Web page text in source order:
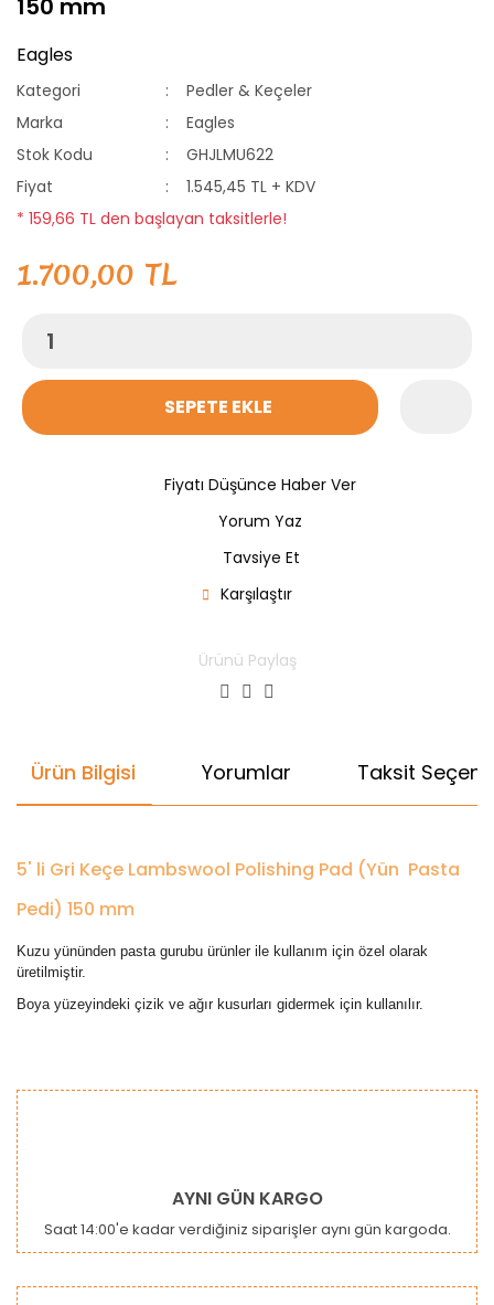
150 mm
Eagles
Kategori
Pedler & Keçeler
Marka
Eagles
Stok Kodu
GHJLMU622
Fiyat
1.545,45 TL + KDV
* 159,66 TL den başlayan taksitlerle!
1.700,00 TL
SEPETE EKLE
Fiyatı Düşünce Haber Ver
Yorum Yaz
Tavsiye Et
Karşılaştır
Ürünü Paylaş
Ürün Bilgisi Yorumlar Taksit
5' li Gri Keçe Lambswool Polishing Pad (Yün Pasta
Pedi) 150 mm
Kuzu yününden pasta gurubu ürünler ile kullanım için özel olarak
üretilmiştir.
Boya yüzeyindeki çizik ve ağır kusurları gidermek için kullanılır.
Bu ürüne ilk yorumu siz yapın!
Ürün açıklamasında eksik bilgiler bulunuyor.
Ürün bilgilerinde hatalar bulunuyor.
AYNI GÜN KARGO
Saat 14:00'e kadar verdiğiniz siparişler aynı gün kargoda.